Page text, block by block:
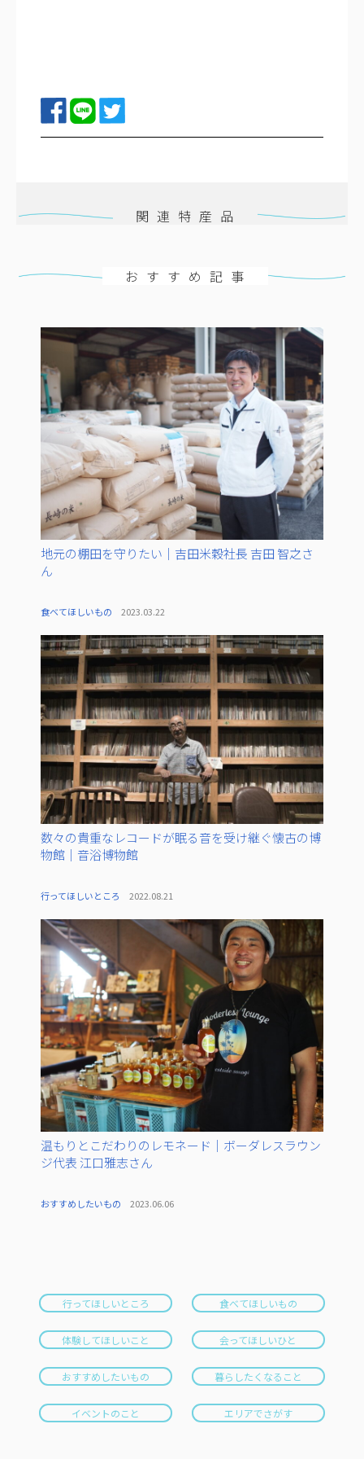
関連特産品
おすすめ記事
地元の棚田を守りたい｜吉田米穀社長 吉田 智之さ
ん
食べてほしいもの 2023.03.22
数々の貴重なレコードが眠る音を受け継ぐ懐古の博
物館｜音浴博物館
行ってほしいところ 2022.08.21
温もりとこだわりのレモネード｜ボーダレスラウン
ジ代表 江口雅志さん
おすすめしたいもの 2023.06.06
行ってほしいところ 食べてほしいもの
体験してほしいこと 会ってほしいひと
おすすめしたいもの 暮らしたくなること
イベントのこと エリアでさがす